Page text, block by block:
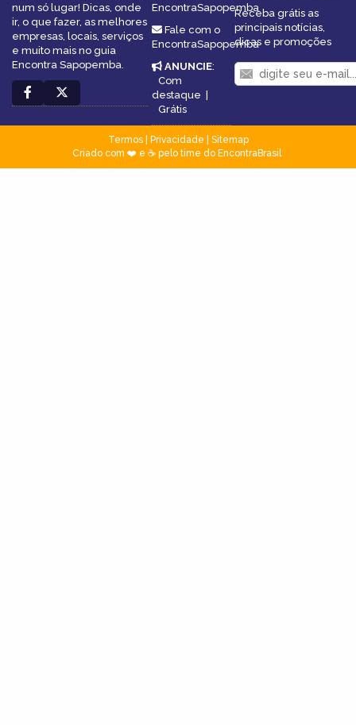
num só lugar! Dicas, onde
ir, o que fazer, as melhores
empresas, locais, serviços
e muito mais no guia
Encontra Sapopemba.
EncontraSapopemba
Fale com o
EncontraSapopemba
ANUNCIE:
Com
destaque |
Grátis
Receba grátis as
principais notícias,
dicas e promoções
Termos| Privacidade
Sitemap
Criado com ❤️ e ☕ pelo time do EncontraBrasil